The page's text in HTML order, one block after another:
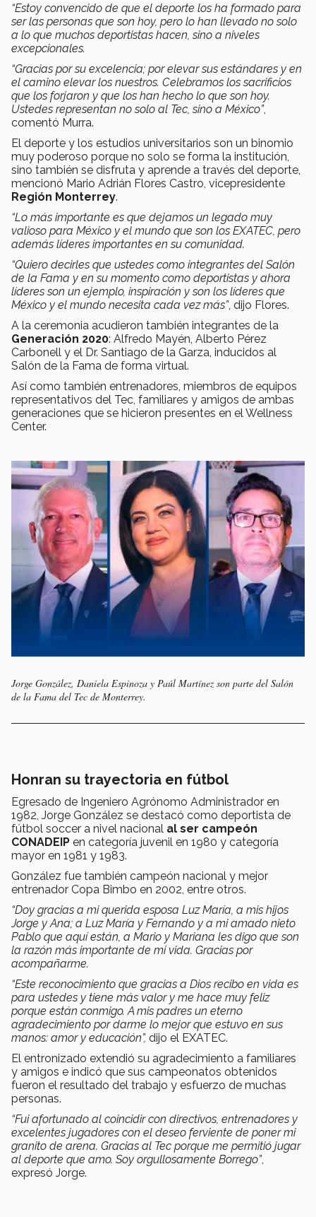
“Estoy convencido de que el deporte los ha formado para
ser las personas que son hoy, pero lo han llevado no solo
a lo que muchos deportistas hacen, sino a niveles
excepcionales.
“Gracias por su excelencia; por elevar sus estándares y en
el camino elevar los nuestros. Celebramos los sacrificios
que los forjaron y que los han hecho lo que son hoy.
Ustedes representan no solo al Tec, sino a México”,
comentó Murra.
El deporte y los estudios universitarios son un binomio
muy poderoso porque no solo se forma la institución,
sino también se disfruta y aprende a través del deporte,
mencionó Mario Adrián Flores Castro, vicepresidente
Región Monterrey.
“Lo más importante es que dejamos un legado muy
valioso para México y el mundo que son los EXATEC, pero
además líderes importantes en su comunidad.
“Quiero decirles que ustedes como integrantes del Salón
de la Fama y en su momento como deportistas y ahora
líderes son un ejemplo, inspiración y son los líderes que
México y el mundo necesita cada vez más”, dijo Flores.
A la ceremonia acudieron también integrantes de la
Generación 2020: Alfredo Mayén, Alberto Pérez
Carbonell y el Dr. Santiago de la Garza, inducidos al
Salón de la Fama de forma virtual.
Así como también entrenadores, miembros de equipos
representativos del Tec, familiares y amigos de ambas
generaciones que se hicieron presentes en el Wellness
Center.
Jorge González, Daniela Espinoza y Paúl Martínez son parte del Salón
de la Fama del Tec de Monterrey.
Honran su trayectoria en fútbol
Egresado de Ingeniero Agrónomo Administrador en
1982, Jorge González se destacó como deportista de
fútbol soccer a nivel nacional al ser campeón
CONADEIP en categoría juvenil en 1980 y categoría
mayor en 1981 y 1983.
González fue también campeón nacional y mejor
entrenador Copa Bimbo en 2002, entre otros.
“Doy gracias a mi querida esposa Luz María, a mis hijos
Jorge y Ana; a Luz María y Fernando y a mi amado nieto
Pablo que aquí están, a Mario y Mariana les digo que son
la razón más importante de mi vida. Gracias por
acompañarme.
“Este reconocimiento que gracias a Dios recibo en vida es
para ustedes y tiene más valor y me hace muy feliz
porque están conmigo. A mis padres un eterno
agradecimiento por darme lo mejor que estuvo en sus
manos: amor y educación”, dijo el EXATEC.
El entronizado extendió su agradecimiento a familiares
y amigos e indicó que sus campeonatos obtenidos
fueron el resultado del trabajo y esfuerzo de muchas
personas.
“Fui afortunado al coincidir con directivos, entrenadores y
excelentes jugadores con el deseo ferviente de poner mi
granito de arena. Gracias al Tec porque me permitió jugar
al deporte que amo. Soy orgullosamente Borrego”,
expresó Jorge.